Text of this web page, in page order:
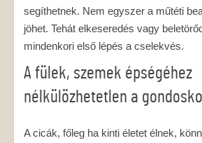
segíthetnek. Nem egyszer a műtéti
jöhet. Tehát elkeseredés vagy
mindenkori első lépés a cselekvés.
A fülek, szemek épségéhez
nélkülözhetetlen a
A cicák, főleg ha kinti életet élnek,